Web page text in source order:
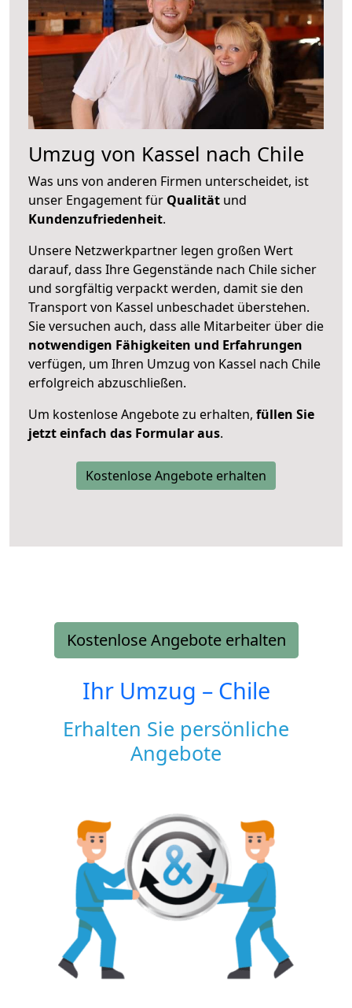
Umzug von Kassel nach Chile
Was uns von anderen Firmen unterscheidet, ist
unser Engagement für Qualität und
Kundenzufriedenheit.
Unsere Netzwerkpartner legen großen Wert
darauf, dass Ihre Gegenstände nach Chile sicher
und sorgfältig verpackt werden, damit sie den
Transport von Kassel unbeschadet überstehen.
Sie versuchen auch, dass alle Mitarbeiter über die
notwendigen Fähigkeiten und Erfahrungen
verfügen, um Ihren Umzug von Kassel nach Chile
erfolgreich abzuschließen.
Um kostenlose Angebote zu erhalten, füllen Sie
jetzt einfach das Formular aus.
Kostenlose Angebote erhalten
Kostenlose Angebote erhalten
Ihr Umzug – Chile
Erhalten Sie persönliche
Angebote